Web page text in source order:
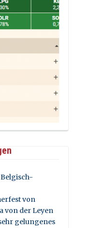
Belgisch-
von
von der Leyen
gelungenes